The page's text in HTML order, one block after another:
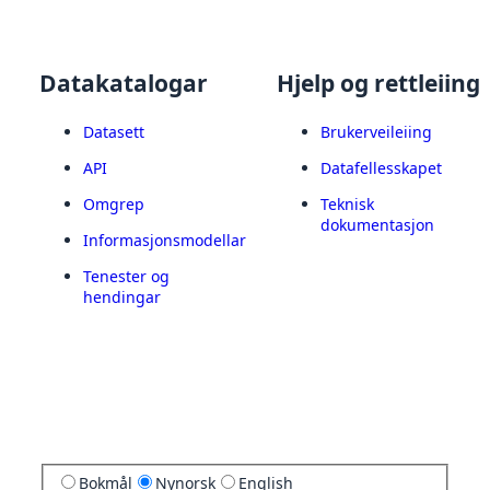
Datakatalogar
Datasett
API
Omgrep
Informasjonsmodellar
Tenester og
hendingar
Hjelp og rettleiing
Brukerveileiing
Datafellesskapet
Teknisk
dokumentasjon
Bokmål Nynorsk English